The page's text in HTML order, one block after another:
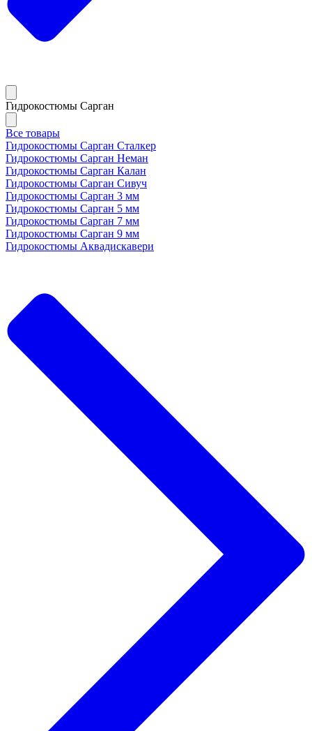
Гидрокостюмы Сарган
Все товары
Гидрокостюмы Сарган Сталкер
Гидрокостюмы Сарган Неман
Гидрокостюмы Сарган Калан
Гидрокостюмы Сарган Сивуч
Гидрокостюмы Сарган 3 мм
Гидрокостюмы Сарган 5 мм
Гидрокостюмы Сарган 7 мм
Гидрокостюмы Сарган 9 мм
Гидрокостюмы Аквадискавери